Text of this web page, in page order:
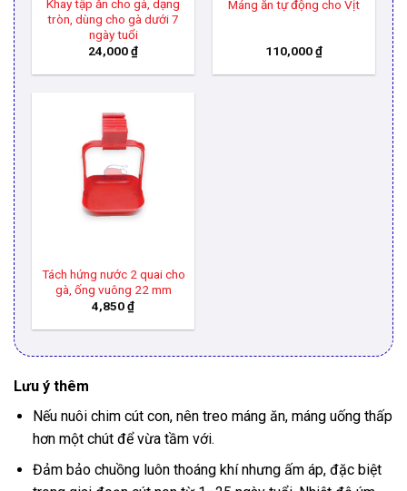
Khay tập ăn cho gà, dạng
tròn, dùng cho gà dưới 7
ngày tuổi
24,000₫
Máng ăn tự động cho Vịt
110,000₫
Tách hứng nước 2 quai cho
gà, ống vuông 22 mm
4,850₫
Lưu ý thêm
Nếu nuôi chim cút con, nên treo máng ăn, máng uống thấp
hơn một chút để vừa tầm với.
Đảm bảo chuồng luôn thoáng khí nhưng ấm áp, đặc biệt